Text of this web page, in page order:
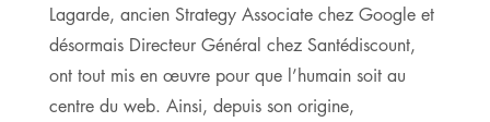
Lagarde, ancien Strategy Associate chez Google et
désormais Directeur Général chez Santédiscount,
ont tout mis en œuvre pour que l’humain soit au
centre du web. Ainsi, depuis son origine,